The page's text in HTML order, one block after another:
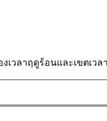
ลาฤดูร้อนและเขตเว